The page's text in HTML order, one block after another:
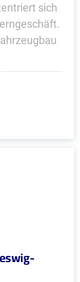
sich